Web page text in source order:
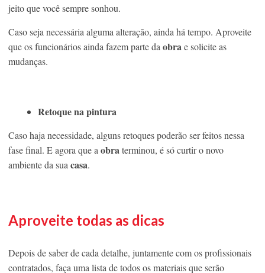
jeito que você sempre sonhou.
Caso seja necessária alguma alteração, ainda há tempo. Aproveite
que os funcionários ainda fazem parte da obra e solicite as
mudanças.
Retoque na pintura
Caso haja necessidade, alguns retoques poderão ser feitos nessa
fase final. E agora que a obra terminou, é só curtir o novo
ambiente da sua casa.
Aproveite todas as dicas
Depois de saber de cada detalhe, juntamente com os profissionais
contratados, faça uma lista de todos os materiais que serão